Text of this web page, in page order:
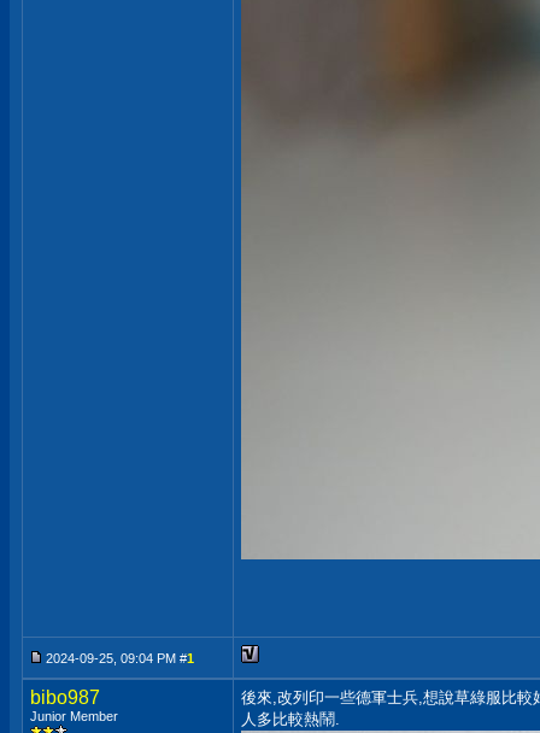
2024-09-25, 09:04 PM #1
bibo987
Junior Member
後來,改列印一些德軍士兵,想說草綠服比
人多比較熱鬧.